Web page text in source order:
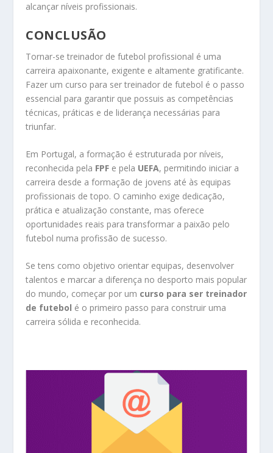
alcançar níveis profissionais.
CONCLUSÃO
Tornar-se treinador de futebol profissional é uma
carreira apaixonante, exigente e altamente gratificante.
Fazer um curso para ser treinador de futebol é o passo
essencial para garantir que possuis as competências
técnicas, práticas e de liderança necessárias para
triunfar.
Em Portugal, a formação é estruturada por níveis,
reconhecida pela FPF e pela UEFA, permitindo iniciar a
carreira desde a formação de jovens até às equipas
profissionais de topo. O caminho exige dedicação,
prática e atualização constante, mas oferece
oportunidades reais para transformar a paixão pelo
futebol numa profissão de sucesso.
Se tens como objetivo orientar equipas, desenvolver
talentos e marcar a diferença no desporto mais popular
do mundo, começar por um curso para ser treinador
de futebol é o primeiro passo para construir uma
carreira sólida e reconhecida.